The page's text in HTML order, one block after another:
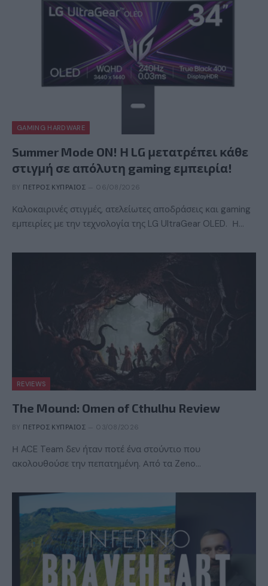
GAMING HARDWARE
Summer Mode ON! Η LG μετατρέπει κάθε
στιγμή σε απόλυτη gaming εμπειρία!
BY ΠΈΤΡΟΣ ΚΥΠΡΑΊΟΣ 06/08/2026
Καλοκαιρινές στιγμές, ατελείωτες αποδράσεις και gaming
εμπειρίες με την τεχνολογία της LG UltraGear OLED. Η…
REVIEWS
The Mound: Omen of Cthulhu Review
BY ΠΈΤΡΟΣ ΚΥΠΡΑΊΟΣ 03/08/2026
Η ACE Team δεν ήταν ποτέ ένα στούντιο που
ακολουθούσε την πεπατημένη. Από τα Zeno…